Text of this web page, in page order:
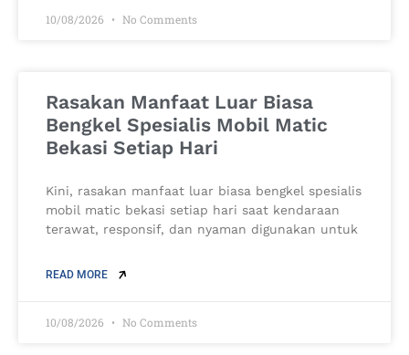
10/08/2026 No Comments
Rasakan Manfaat Luar Biasa
Bengkel Spesialis Mobil Matic
Bekasi Setiap Hari
Kini, rasakan manfaat luar biasa bengkel spesialis
mobil matic bekasi setiap hari saat kendaraan
terawat, responsif, dan nyaman digunakan untuk
READ MORE
10/08/2026 No Comments